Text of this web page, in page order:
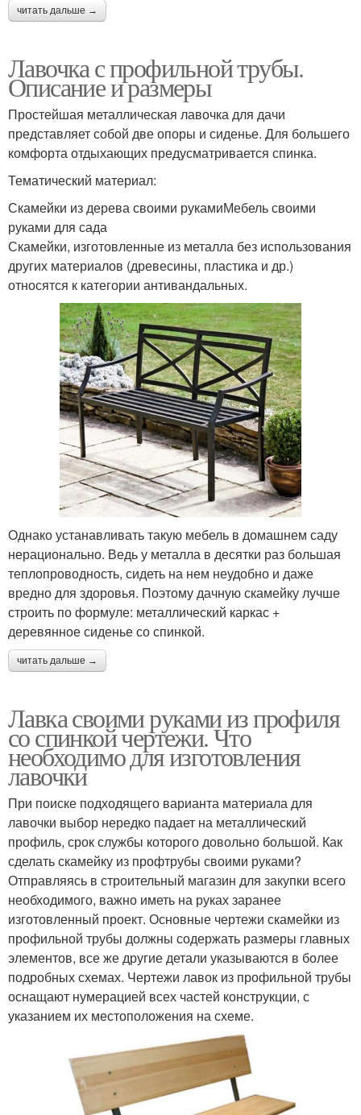
читать дальше →
Лавочка с профильной трубы.
Описание и размеры
Простейшая металлическая лавочка для дачи
представляет собой две опоры и сиденье. Для большего
комфорта отдыхающих предусматривается спинка.
Тематический материал:
Скамейки из дерева своими рукамиМебель своими
руками для сада
Скамейки, изготовленные из металла без использования
других материалов (древесины, пластика и др.)
относятся к категории антивандальных.
Однако устанавливать такую мебель в домашнем саду
нерационально. Ведь у металла в десятки раз большая
теплопроводность, сидеть на нем неудобно и даже
вредно для здоровья. Поэтому дачную скамейку лучше
строить по формуле: металлический каркас +
деревянное сиденье со спинкой.
читать дальше →
Лавка своими руками из профиля
со спинкой чертежи. Что
необходимо для изготовления
лавочки
При поиске подходящего варианта материала для
лавочки выбор нередко падает на металлический
профиль, срок службы которого довольно большой. Как
сделать скамейку из профтрубы своими руками?
Отправляясь в строительный магазин для закупки всего
необходимого, важно иметь на руках заранее
изготовленный проект. Основные чертежи скамейки из
профильной трубы должны содержать размеры главных
элементов, все же другие детали указываются в более
подробных схемах. Чертежи лавок из профильной трубы
оснащают нумерацией всех частей конструкции, с
указанием их местоположения на схеме.